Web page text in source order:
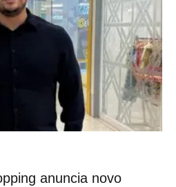
anuncia novo